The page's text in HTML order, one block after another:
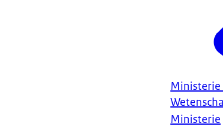
Ministerie
Ministerie